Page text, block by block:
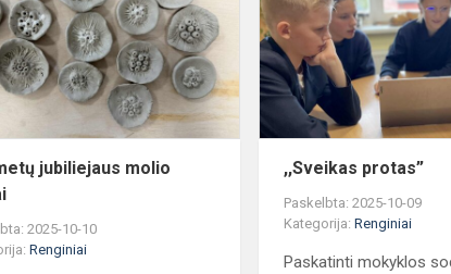
molio
žiedai
jubiliejaus molio
2025-10-10
Renginiai
,,Sveikas protas”
Paskelbta: 2025-10-09
Kategorija:Renginiai
Paskatinti mokyklos